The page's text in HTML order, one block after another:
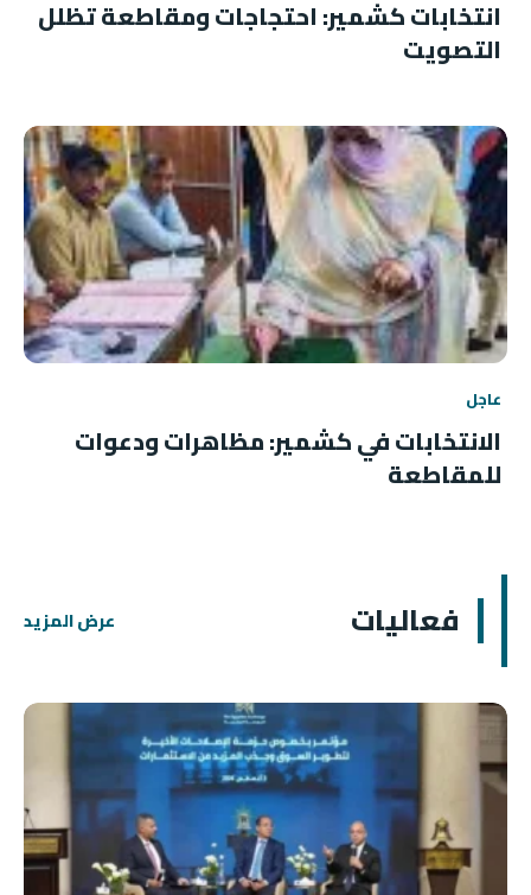
انتخابات كشمير: احتجاجات ومقاطعة تظلل
التصويت
عاجل
الانتخابات في كشمير: مظاهرات ودعوات
للمقاطعة
فعاليات عرض المزيد